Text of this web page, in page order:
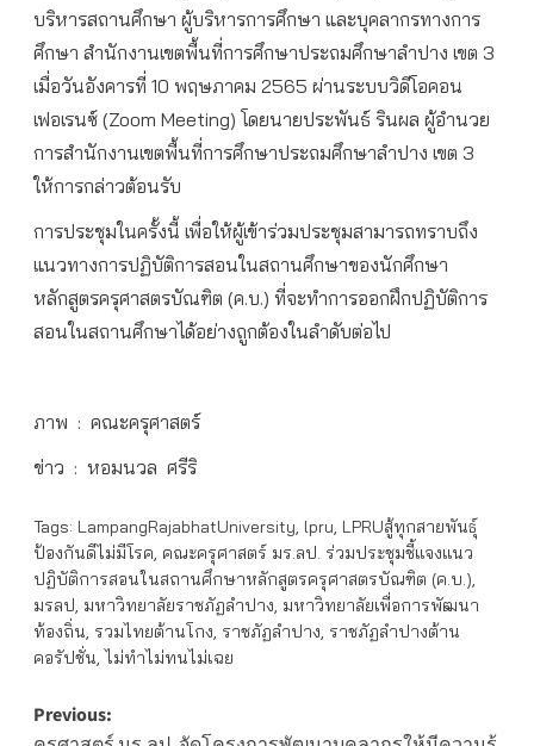
บริหารสถานศึกษา ผู้บริหารการศึกษา และบุคลากรทางการ
ศึกษา สำนักงานเขตพื้นที่การศึกษาประถมศึกษาลำปาง เขต 3
เมื่อวันอังคารที่ 10 พฤษภาคม 2565 ผ่านระบบวิดีโอคอน
เฟอเรนซ์ (Zoom Meeting) โดยนายประพันธ์ รินผล ผู้อำนวย
การสำนักงานเขตพื้นที่การศึกษาประถมศึกษาลำปาง เขต 3
ให้การกล่าวต้อนรับ
การประชุมในครั้งนี้ เพื่อให้ผู้เข้าร่วมประชุมสามารถทราบถึง
แนวทางการปฏิบัติการสอนในสถานศึกษาของนักศึกษา
หลักสูตรครุศาสตรบัณฑิต (ค.บ.) ที่จะทำการออกฝึกปฏิบัติการ
สอนในสถานศึกษาได้อย่างถูกต้องในลำดับต่อไป
ภาพ : คณะครุศาสตร์
ข่าว : หอมนวล ศรีริ
Tags: LampangRajabhatUniversity, lpru, LPRUสู้ทุกสายพันธุ์
ป้องกันดีไม่มีโรค, คณะครุศาสตร์ มร.ลป. ร่วมประชุมชี้แจงแนว
ปฏิบัติการสอนในสถานศึกษาหลักสูตรครุศาสตรบัณฑิต (ค.บ.),
มรลป, มหาวิทยาลัยราชภัฏลำปาง, มหาวิทยาลัยเพื่อการพัฒนา
ท้องถิ่น, รวมไทยต้านโกง, ราชภัฏลำปาง, ราชภัฏลำปางต้าน
คอรัปชั่น, ไม่ทำไม่ทนไม่เฉย
Post
Previous: